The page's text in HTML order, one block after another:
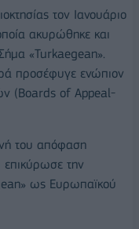
τον Ιανουάριο
ακυρώθηκε και
«Turkaegean».
προσέφυγε ενώπιον
(Βoards of Appeal-
του απόφαση
επικύρωσε την
ως Ευρωπαϊκού